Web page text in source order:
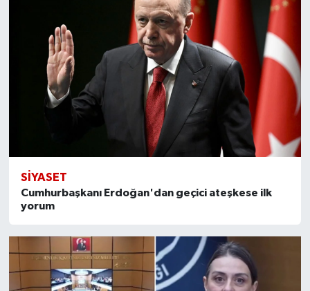
SİYASET
Cumhurbaşkanı Erdoğan'dan geçici ateşkese ilk
yorum